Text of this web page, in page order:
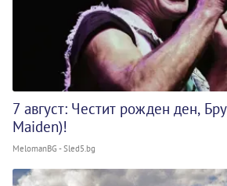
7 август: Честит рожден ден,
Maiden)!
MelomanBG - Sled5.bg